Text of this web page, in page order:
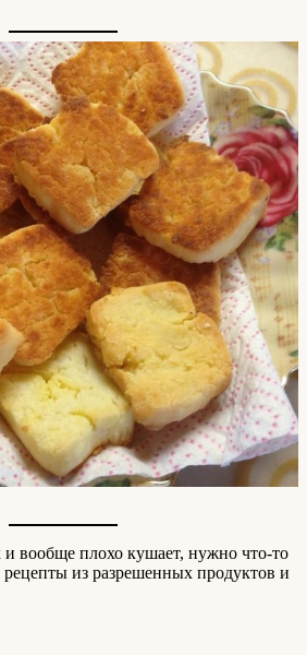
и вообще плохо кушает, нужно что-то
из разрешенных продуктов и